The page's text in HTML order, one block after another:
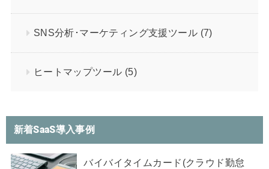
SNS分析･マーケティング支援ツール (7)
ヒートマップツール (5)
新着SaaS導入事例
バイバイタイムカード(クラウド勤怠